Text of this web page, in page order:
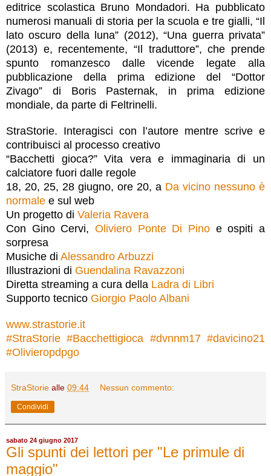
editrice scolastica Bruno Mondadori. Ha pubblicato
numerosi manuali di storia per la scuola e tre gialli, “Il
lato oscuro della luna” (2012), “Una guerra privata”
(2013) e, recentemente, “Il traduttore”, che prende
spunto romanzesco dalle vicende legate alla
pubblicazione della prima edizione del “Dottor
Zivago” di Boris Pasternak, in prima edizione
mondiale, da parte di Feltrinelli.
StraStorie. Interagisci con l’autore mentre scrive e
contribuisci al processo creativo
“Bacchetti gioca?” Vita vera e immaginaria di un
calciatore fuori dalle regole
18, 20, 25, 28 giugno, ore 20, a Da vicino nessuno è
normale e sul web
Un progetto di Valeria Ravera
Con Gino Cervi, Oliviero Ponte Di Pino e ospiti a
sorpresa
Musiche di Alessandro Arbuzzi
Illustrazioni di Guendalina Ravazzoni
Diretta streaming a cura della Ladra di Libri
Supporto tecnico Giorgio Paolo Albani
www.strastorie.it
#StraStorie #Bacchettigioca #dvnnm17 #davicino21
#Olivieropdpgo
StraStorie alle 09:44 Nessun commento:
Condividi
sabato 24 giugno 2017
Gli spunti dei lettori per "Le primule di
maggio"